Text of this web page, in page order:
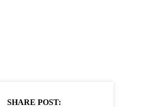
SHARE POST: